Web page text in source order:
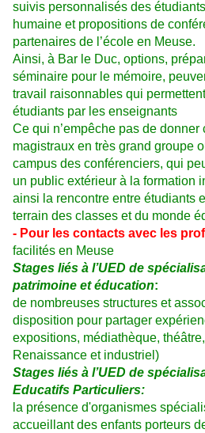
suivis personnalisés des
humaine et propositions de
partenaires de l’école en Meuse.
Ainsi, à Bar le Duc, options,
séminaire pour le mémoire,
travail raisonnables qui
étudiants par les enseignants
Ce qui n’empêche pas de donner
magistraux en très grand groupe
campus des conférenciers, qui
un public extérieur à la formation
ainsi la rencontre entre étudiants
terrain des classes et du monde
- Pour les contacts avec les
facilités en Meuse
Stages liés à l’UED de
patrimoine et éducation:
de nombreuses structures et
disposition pour partager
expositions, médiathèque,
Renaissance et industriel)
Stages liés à l’UED de
Educatifs Particuliers:
la présence d'organismes
accueillant des enfants porteurs